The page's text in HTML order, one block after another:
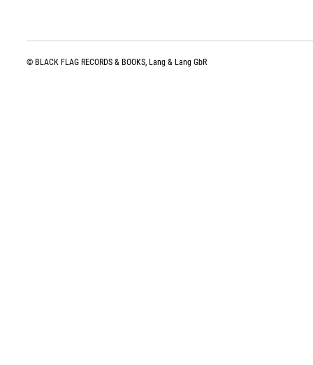
© BLACK FLAG RECORDS & BOOKS, Lang & Lang GbR